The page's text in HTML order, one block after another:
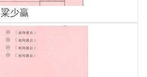
粱少贏